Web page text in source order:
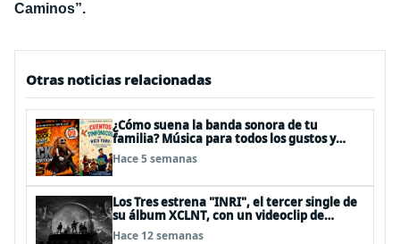
Caminos”.
Otras noticias relacionadas
¿Cómo suena la banda sonora de tu
familia? Música para todos los gustos y
generaciones
Hace 5 semanas
Los Tres estrena "INRI", el tercer single de
su álbum XCLNT, con un videoclip de
vanguardia realizado por Punk Robot
Hace 12 semanas